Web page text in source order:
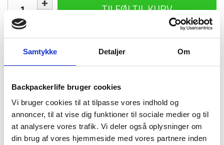
Samtykke Detaljer Om
Backpackerlife bruger cookies
Vi bruger cookies til at tilpasse vores indhold og
annoncer, til at vise dig funktioner til sociale medier og til
at analysere vores trafik. Vi deler også oplysninger om
din brug af vores hjemmeside med vores partnere inden
-
Cypress
personer
antal
TILFØJ TIL KURV
1-2 dages
levering
Fri fragt over
499 kr
100 dages
returret
BESKRIVELSE
YDERLIGERE INFORMATION